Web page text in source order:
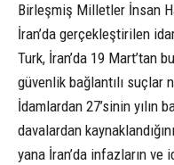
Birleşmiş Milletler İnsan
İran’da gerçekleştirilen
Turk, İran’da 19 Mart’tan
güvenlik bağlantılı suçlar
İdamlardan 27’sinin yılın
davalardan
yana İran’da infazların ve